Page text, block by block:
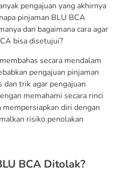
pengajuan yang akhirnya
pinjaman BLU BCA
dan bagaimana cara agar
bisa disetujui?
secara mendalam
pengajuan pinjaman
trik agar pengajuan
memahami secara rinci
diri dengan
risiko penolakan
BCA Ditolak?